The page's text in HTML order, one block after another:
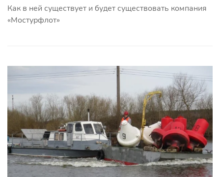
Как в ней существует и будет существовать компания
«Мостурфлот»